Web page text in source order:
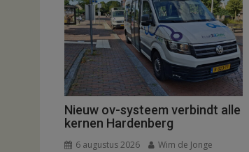
Nieuw ov-systeem verbindt alle
kernen Hardenberg
6 augustus 2026 Wim de Jonge